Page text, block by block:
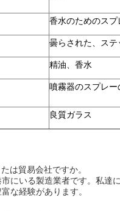
香水のためのスプ
曇らされた、ス
精油、香水
噴霧器のスプレ
良質ガラス
は貿易会社ですか。
にいる製造業者です。私達
な経験があります。